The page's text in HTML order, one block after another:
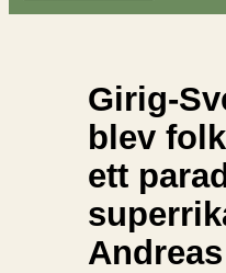
Girig-
blev
ett